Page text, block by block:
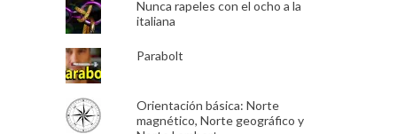
Nunca rapeles con el ocho a la
italiana
Parabolt
Orientación básica: Norte
magnético, Norte geográfico y